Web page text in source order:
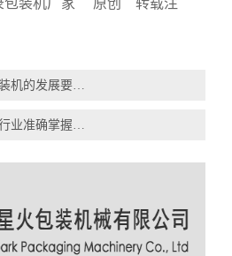
录包装机厂家 原创 转载注
未来食品包装机的发展要放在质量和技术上
食品包装机行业准确掌握市场动态，得以快速发展